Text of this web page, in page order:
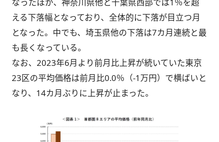
える下落幅となっており、全体的に下落が目立つ月
となった。中でも、埼玉県他の下落は7カ月連続と最
も長くなっている。
なお、2023年6月より前月比上昇が続いていた東京
23区の平均価格は前月比0.0％（-1万円）で横ばいと
なり、14カ月ぶりに上昇が止まった。